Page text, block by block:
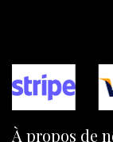
À propos de